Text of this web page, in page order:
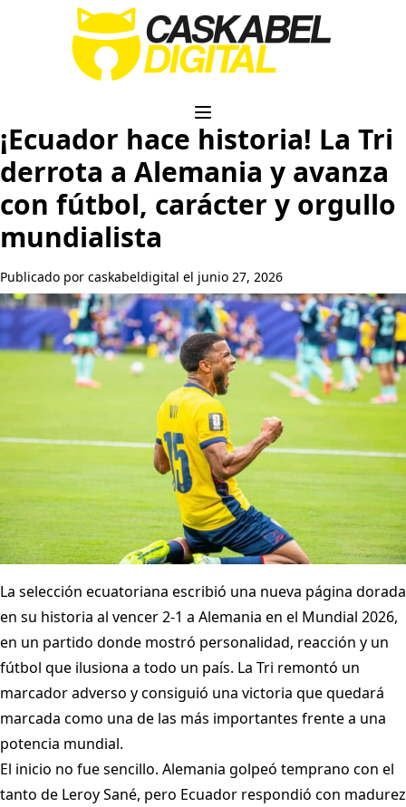
¡Ecuador hace historia! La Tri
derrota a Alemania y avanza
con fútbol, carácter y orgullo
mundialista
Publicado por caskabeldigital el junio 27, 2026
La selección ecuatoriana escribió una nueva página dorada
en su historia al vencer 2-1 a Alemania en el Mundial 2026,
en un partido donde mostró personalidad, reacción y un
fútbol que ilusiona a todo un país. La Tri remontó un
marcador adverso y consiguió una victoria que quedará
marcada como una de las más importantes frente a una
potencia mundial.
El inicio no fue sencillo. Alemania golpeó temprano con el
tanto de Leroy Sané, pero Ecuador respondió con madurez